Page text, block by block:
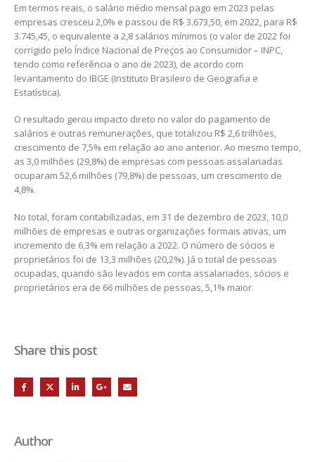
Em termos reais, o salário médio mensal pago em 2023 pelas
empresas cresceu 2,0% e passou de R$ 3.673,50, em 2022, para R$
3.745,45, o equivalente a 2,8 salários mínimos (o valor de 2022 foi
corrigido pelo Índice Nacional de Preços ao Consumidor – INPC,
tendo como referência o ano de 2023), de acordo com
levantamento do IBGE (Instituto Brasileiro de Geografia e
Estatística).
O resultado gerou impacto direto no valor do pagamento de
salários e outras remunerações, que totalizou R$ 2,6 trilhões,
crescimento de 7,5% em relação ao ano anterior. Ao mesmo tempo,
as 3,0 milhões (29,8%) de empresas com pessoas assalariadas
ocuparam 52,6 milhões (79,8%) de pessoas, um crescimento de
4,8%.
No total, foram contabilizadas, em 31 de dezembro de 2023, 10,0
milhões de empresas e outras organizações formais ativas, um
incremento de 6,3% em relação a 2022. O número de sócios e
proprietários foi de 13,3 milhões (20,2%). Já o total de pessoas
ocupadas, quando são levados em conta assalariados, sócios e
proprietários era de 66 milhões de pessoas, 5,1% maior.
Share this post
Author